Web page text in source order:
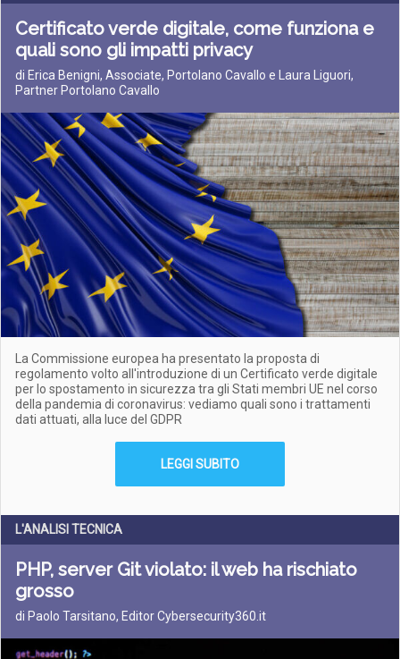
Certificato verde digitale, come funziona e
quali sono gli impatti privacy
di Erica Benigni, Associate, Portolano Cavallo e Laura Liguori,
Partner Portolano Cavallo
La Commissione europea ha presentato la proposta di
regolamento volto all'introduzione di un Certificato verde digitale
per lo spostamento in sicurezza tra gli Stati membri UE nel corso
della pandemia di coronavirus: vediamo quali sono i trattamenti
dati attuati, alla luce del GDPR
LEGGI SUBITO
L'ANALISI TECNICA
PHP, server Git violato: il web ha rischiato
grosso
di Paolo Tarsitano, Editor Cybersecurity360.it